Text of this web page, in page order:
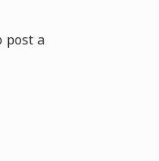
post a